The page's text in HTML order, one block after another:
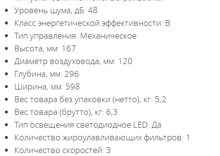
Уровень шума, дБ: 48
Класс энергетической эффективности: B
Тип управления: Механическое
Высота, мм: 167
Диаметр воздуховода, мм: 120
Глубина, мм: 296
Ширина, мм: 598
Вес товара без упаковки (нетто), кг: 5,2
Вес товара (брутто), кг: 6,3
Тип освещения светодиодное LED: Да
Количество жироулавливающих фильтров: 1
Количество скоростей: 3